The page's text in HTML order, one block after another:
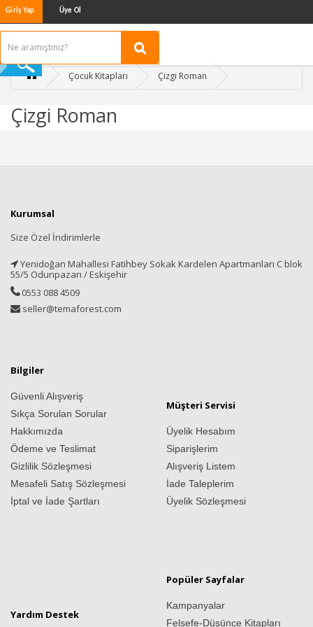
Giriş Yap Üye Ol
Çocuk Kitapları Çizgi Roman
Çizgi Roman
Kurumsal
Size Özel İndirimlerle
Yenidoğan Mahallesi Fatihbey Sokak Kardelen Apartmanları C blok
55/5 Odunpazarı / Eskişehir
0553 088 4509
seller@temaforest.com
Bilgiler
Güvenli Alışveriş
Sıkça Sorulan Sorular
Hakkımızda
Ödeme ve Teslimat
Gizlilik Sözleşmesi
Mesafeli Satış Sözleşmesi
İptal ve İade Şartları
Müşteri Servisi
Üyelik Hesabım
Siparişlerim
Alışveriş Listem
İade Taleplerim
Üyelik Sözleşmesi
Yardım Destek
Popüler Sayfalar
Kampanyalar
Felsefe-Düşünce Kitapları